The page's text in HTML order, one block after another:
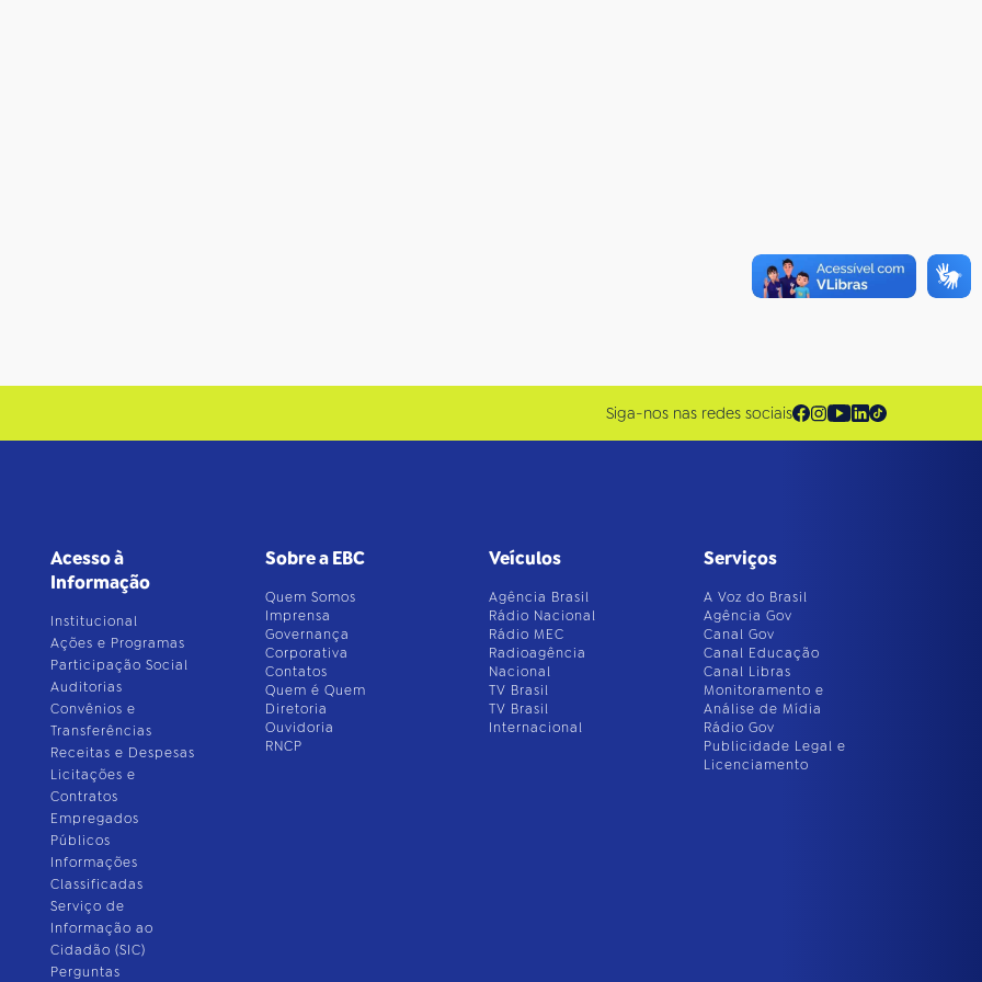
Siga-nos nas redes sociais
Acesso à
Informação
Institucional
Ações e Programas
Participação Social
Auditorias
Convênios e
Transferências
Receitas e Despesas
Licitações e
Contratos
Empregados
Públicos
Informações
Classificadas
Serviço de
Informação ao
Cidadão (SIC)
Perguntas
Sobre a EBC
Quem Somos
Imprensa
Governança
Corporativa
Contatos
Quem é Quem
Diretoria
Ouvidoria
RNCP
Veículos
Agência Brasil
Rádio Nacional
Rádio MEC
Radioagência
Nacional
TV Brasil
TV Brasil
Internacional
Serviços
A Voz do Brasil
Agência Gov
Canal Gov
Canal Educação
Canal Libras
Monitoramento e
Análise de Mídia
Rádio Gov
Publicidade Legal e
Licenciamento